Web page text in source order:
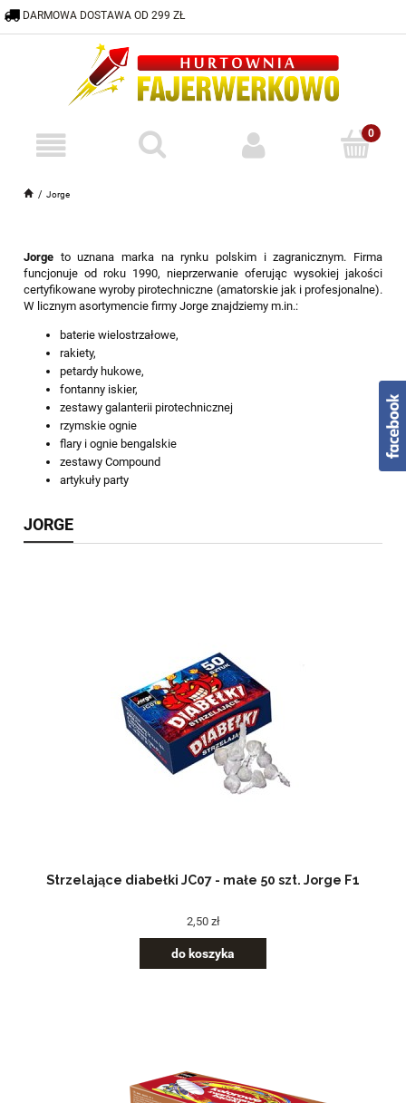
Jorge
DARMOWA DOSTAWA OD 299 ZŁ
HURTOWNIA@FAJERWERKOWO.PL
Jorge to uznana marka na rynku polskim i zagranicznym. Firma
funcjonuje od roku 1990, nieprzerwanie oferując wysokiej jakości
certyfikowane wyroby pirotechniczne (amatorskie jak i profesjonalne).
W licznym asortymencie firmy Jorge znajdziemy m.in.:
baterie wielostrzałowe,
rakiety,
petardy hukowe,
fontanny iskier,
zestawy galanterii pirotechnicznej
rzymskie ognie
flary i ognie bengalskie
zestawy Compound
artykuły party
JORGE
Strzelające diabełki JC07 - małe 50 szt. Jorge F1
2,50 zł
do koszyka